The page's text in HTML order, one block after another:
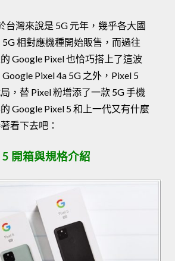
台灣來說是 5G 元年，幾乎各大國
相對應機種開始販售，而過往
Google Pixel 也恰巧搭上了這波
Pixel 4a 5G 之外，Pixel 5
，替 Pixel 粉增添了一款 5G 手機
Google Pixel 5 和上一代又有什麼
看下去吧：
開箱與規格介紹